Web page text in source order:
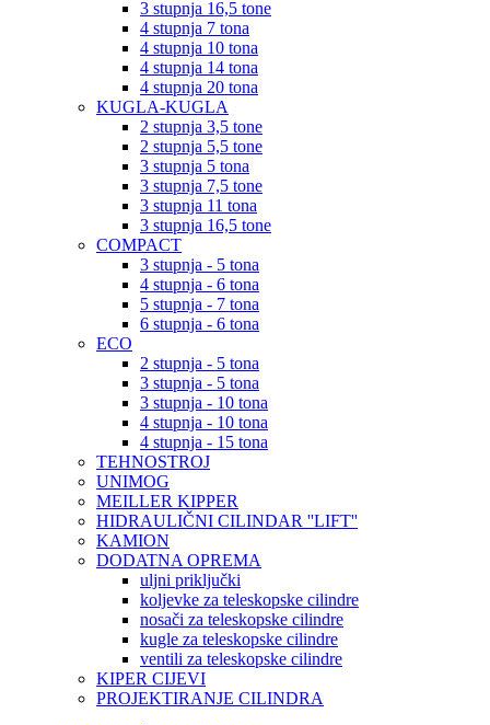
3 stupnja 16,5 tone
4 stupnja 7 tona
4 stupnja 10 tona
4 stupnja 14 tona
4 stupnja 20 tona
KUGLA-KUGLA
2 stupnja 3,5 tone
2 stupnja 5,5 tone
3 stupnja 5 tona
3 stupnja 7,5 tone
3 stupnja 11 tona
3 stupnja 16,5 tone
COMPACT
3 stupnja - 5 tona
4 stupnja - 6 tona
5 stupnja - 7 tona
6 stupnja - 6 tona
ECO
2 stupnja - 5 tona
3 stupnja - 5 tona
3 stupnja - 10 tona
4 stupnja - 10 tona
4 stupnja - 15 tona
TEHNOSTROJ
UNIMOG
MEILLER KIPPER
HIDRAULIČNI CILINDAR ''LIFT''
KAMION
DODATNA OPREMA
uljni priključki
koljevke za teleskopske cilindre
nosači za teleskopske cilindre
kugle za teleskopske cilindre
ventili za teleskopske cilindre
KIPER CIJEVI
PROJEKTIRANJE CILINDRA